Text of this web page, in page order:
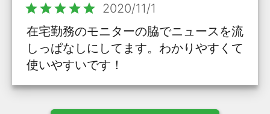
starstarstarstarstar 2020/11/1
在宅勤務のモニターの脇でニュースを流
しっぱなしにしてます。わかりやすくて
使いやすいです！